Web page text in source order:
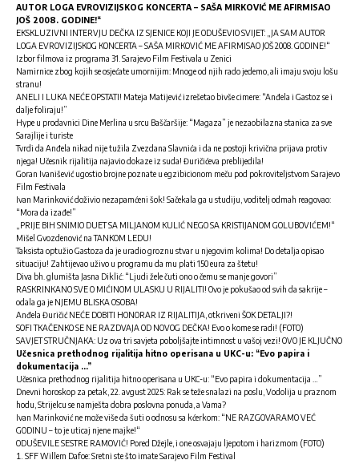
AUTOR LOGA EVROVIZIJSKOG KONCERTA – SAŠA MIRKOVIĆ ME AFIRMISAO
JOŠ 2008. GODINE!“
EKSKLUZIVNI INTERVJU DEČKA IZ SJENICE KOJI JE ODUŠEVIO SVIJET: „JA SAM AUTOR
LOGA EVROVIZIJSKOG KONCERTA – SAŠA MIRKOVIĆ ME AFIRMISAO JOŠ 2008. GODINE!“
Izbor filmova iz programa 31. Sarajevo Film Festivala u Zenici
Namirnice zbog kojih se osjećate umornijim: Mnoge od njih rado jedemo, ali imaju svoju lošu
stranu!
ANELI I LUKA NEĆE OPSTATI! Mateja Matijević izrešetao bivše cimere: “Anđela i Gastoz se i
dalje foliraju!”
Hype u prodavnici Dine Merlina u srcu Baščaršije: “Magaza” je nezaobilazna stanica za sve
Sarajlije i turiste
Tvrdi da Anđela nikad nije tužila Zvezdana Slavnića i da ne postoji krivična prijava protiv
njega! Učesnik rijalitija najavio dokaze iz suda! Đuričićeva preblijedila!
Goran Ivanišević ugostio brojne poznate u egzibicionom meču pod pokroviteljstvom Sarajevo
Film Festivala
Ivan Marinković doživio nezapamćeni šok! Sačekala ga u studiju, voditelj odmah reagovao:
“Mora da izađe!”
„PRIJE BIH SNIMIO DUET SA MILJANOM KULIĆ NEGO SA KRISTIJANOM GOLUBOVIĆEM!“
Mišel Gvozdenović na TANKOM LEDU!
Taksista optužio Gastoza da je uradio groznu stvar u njegovim kolima! Do detalja opisao
situaciju! Zahtijevao uživo u programu da mu plati 150 eura za štetu!
Diva bh. glumišta Jasna Diklić: “Ljudi žele čuti ono o čemu se manje govori”
RASKRINKANO SVE O MIĆINOM ULASKU U RIJALITI! Ovo je pokušao od svih da sakrije –
odala ga je NJEMU BLISKA OSOBA!
Anđela Đuričić NEĆE DOBITI HONORAR IZ RIJALITIJA, otkriveni ŠOK DETALJI?!
SOFI TKAČENKO SE NE RAZDVAJA OD NOVOG DEČKA! Evo o kome se radi! (FOTO)
SAVJET STRUČNJAKA: Uz ova tri savjeta poboljšajte intimnost u vašoj vezi! OVO JE KLJUČNO
Učesnica prethodnog rijalitija hitno operisana u UKC-u: “Evo papira i
dokumentacija …”
Učesnica prethodnog rijalitija hitno operisana u UKC-u: “Evo papira i dokumentacija …”
Dnevni horoskop za petak, 22. avgust 2025: Rak se teže snalazi na poslu, Vodolija u praznom
hodu, Strijelcu se namješta dobra poslovna ponuda, a Vama?
Ivan Marinković ne može više da šuti o odnosu sa kćerkom: “NE RAZGOVARAMO VEĆ
GODINU – to je uticaj njene majke!“
ODUŠEVILE SESTRE RAMOVIĆ! Pored Džejle, i one osvajaju ljepotom i harizmom (FOTO)
SFF Willem Dafoe: Sretni ste što imate Sarajevo Film Festival